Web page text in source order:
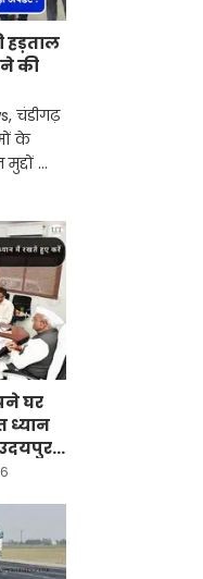
हड़ताल
की
चंडीगढ़
के
का
की
घर
ध्यान